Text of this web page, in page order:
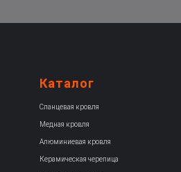
Каталог
Сланцевая кровля
Медная кровля
Алюминиевая кровля
Керамическая черепица